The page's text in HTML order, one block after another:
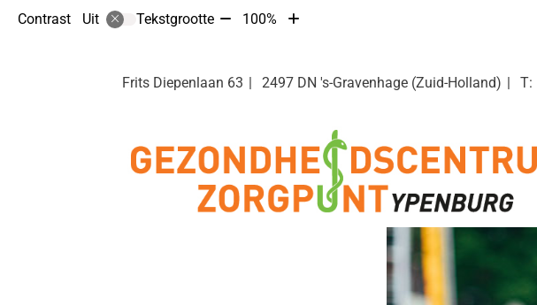
Contrast Uit Tekstgrootte Tekst
10%
100%
Tekst
10%
Frits Diepenlaan 63 2497 DN 's-Gravenhage (Zuid-Holland)